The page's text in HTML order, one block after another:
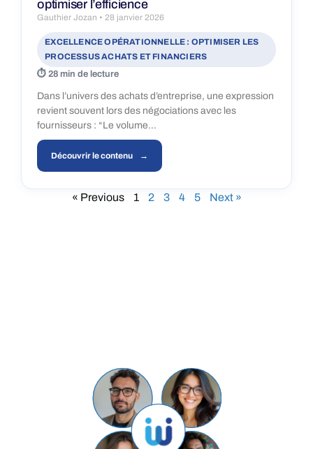
optimiser l’efficience
Gauthier Jozan 28 janvier 2026
EXCELLENCE OPÉRATIONNELLE : OPTIMISER LES
PROCESSUS ACHATS ET FINANCIERS
28 min de lecture
Dans l’univers des achats d’entreprise, une expression
revient souvent lors des négociations avec les
fournisseurs : “Le volume…
Découvrir le contenu
« Previous 1 2 3 4 5 Next »